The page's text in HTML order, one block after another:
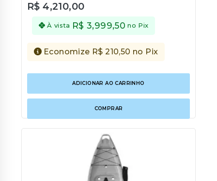
R$4,210,00
À vista R$3,999,50 no Pix
Economize R$210,50 no Pix
ADICIONAR AO CARRINHO
COMPRAR